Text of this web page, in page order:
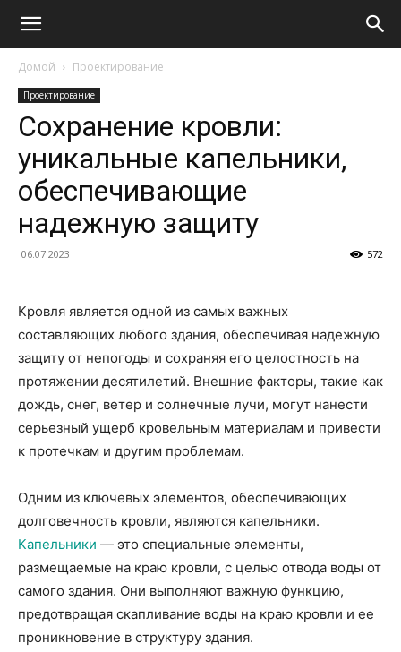
Домой Проектирование
Проектирование
Сохранение кровли:
уникальные капельники,
обеспечивающие
надежную защиту
06.07.2023 572
Кровля является одной из самых важных
составляющих любого здания, обеспечивая надежную
защиту от непогоды и сохраняя его целостность на
протяжении десятилетий. Внешние факторы, такие как
дождь, снег, ветер и солнечные лучи, могут нанести
серьезный ущерб кровельным материалам и привести
к протечкам и другим проблемам.
Одним из ключевых элементов, обеспечивающих
долговечность кровли, являются капельники.
Капельники — это специальные элементы,
размещаемые на краю кровли, с целью отвода воды от
самого здания. Они выполняют важную функцию,
предотвращая скапливание воды на краю кровли и ее
проникновение в структуру здания.